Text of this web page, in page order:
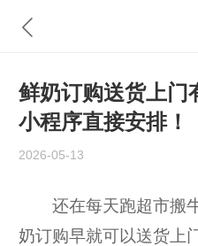
鲜奶订购送货上门
小程序直接安排！
2026-05-13
还在每天跑超市搬牛
奶订购早就可以送货上